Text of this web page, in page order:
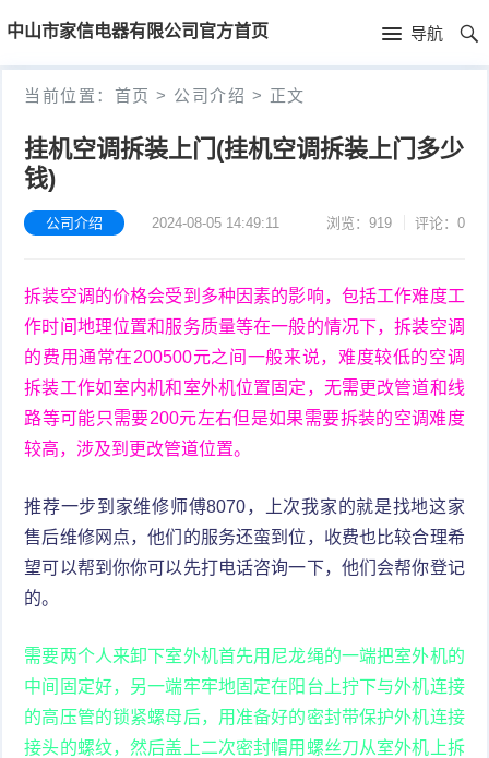
中山市家信电器有限公司官方首页 导航
首
页
首
当前位置： 首页 > 公司介绍 > 正文
挂机空调拆装上门(挂机空调拆装上门多少
钱)
公司介绍 2024-08-05 14:49:11 浏览：919 评论：0
拆装空调的价格会受到多种因素的影响，包括工作难度工
作时间地理位置和服务质量等在一般的情况下，拆装空调
的费用通常在200500元之间一般来说，难度较低的空调
拆装工作如室内机和室外机位置固定，无需更改管道和线
路等可能只需要200元左右但是如果需要拆装的空调难度
较高，涉及到更改管道位置。
推荐一步到家维修师傅8070，上次我家的就是找地这家
售后维修网点，他们的服务还蛮到位，收费也比较合理希
望可以帮到你你可以先打电话咨询一下，他们会帮你登记
的。
需要两个人来卸下室外机首先用尼龙绳的一端把室外机的
中间固定好，另一端牢牢地固定在阳台上拧下与外机连接
的高压管的锁紧螺母后，用准备好的密封带保护外机连接
接头的螺纹，然后盖上二次密封帽用螺丝刀从室外机上拆